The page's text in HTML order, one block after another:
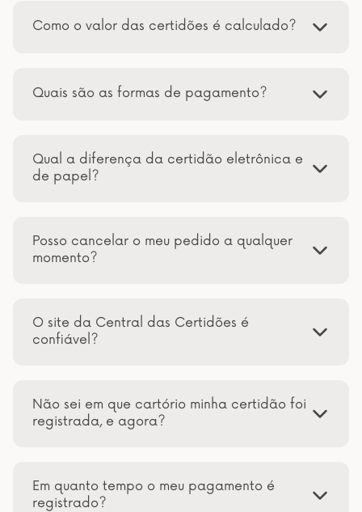
Como o valor das certidões é calculado?
Quais são as formas de pagamento?
Qual a diferença da certidão eletrônica e
de papel?
Posso cancelar o meu pedido a qualquer
momento?
O site da Central das Certidões é
confiável?
Não sei em que cartório minha certidão foi
registrada, e agora?
Em quanto tempo o meu pagamento é
registrado?